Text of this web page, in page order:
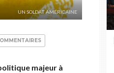
UN SOLDAT AMÉRICAINE
majeur à